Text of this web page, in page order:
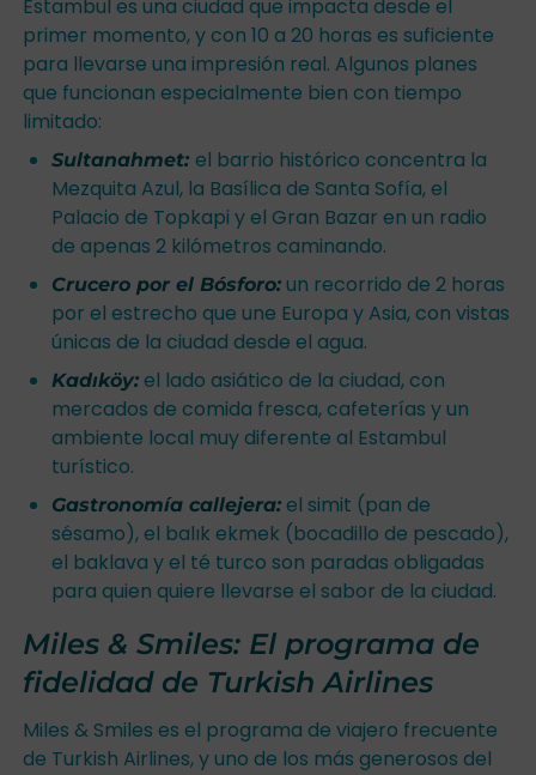
Estambul es una ciudad que impacta desde el
primer momento, y con 10 a 20 horas es suficiente
para llevarse una impresión real. Algunos planes
que funcionan especialmente bien con tiempo
limitado:
Sultanahmet: el barrio histórico concentra la
Mezquita Azul, la Basílica de Santa Sofía, el
Palacio de Topkapi y el Gran Bazar en un radio
de apenas 2 kilómetros caminando.
Crucero por el Bósforo:un recorrido de 2 horas
por el estrecho que une Europa y Asia, con vistas
únicas de la ciudad desde el agua.
Kadıköy:el lado asiático de la ciudad, con
mercados de comida fresca, cafeterías y un
ambiente local muy diferente al Estambul
turístico.
Gastronomía callejera:el simit (pan de
sésamo), el balık ekmek (bocadillo de pescado),
el baklava y el té turco son paradas obligadas
para quien quiere llevarse el sabor de la ciudad.
Miles & Smiles: El programa de
fidelidad de Turkish Airlines
Miles & Smiles es el programa de viajero frecuente
de Turkish Airlines, y uno de los más generosos del